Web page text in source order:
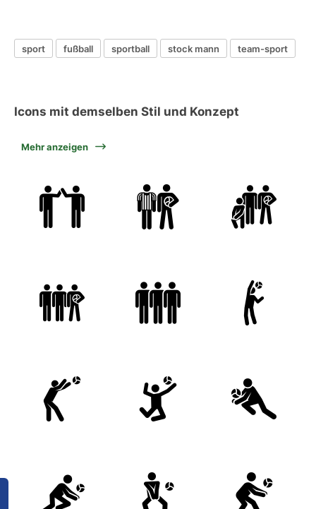
sport fußball sportball stock mann team-sport
Icons mit demselben Stil und Konzept
Mehr anzeigen